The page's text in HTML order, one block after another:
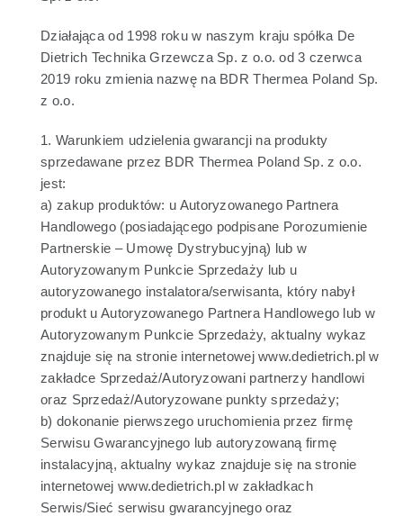
Działająca od 1998 roku w naszym kraju spółka De
Dietrich Technika Grzewcza Sp. z o.o. od 3 czerwca
2019 roku zmienia nazwę na BDR Thermea Poland Sp.
z o.o.
1. Warunkiem udzielenia gwarancji na produkty
sprzedawane przez BDR Thermea Poland Sp. z o.o.
jest:
a) zakup produktów: u Autoryzowanego Partnera
Handlowego (posiadającego podpisane Porozumienie
Partnerskie – Umowę Dystrybucyjną) lub w
Autoryzowanym Punkcie Sprzedaży lub u
autoryzowanego instalatora/serwisanta, który nabył
produkt u Autoryzowanego Partnera Handlowego lub w
Autoryzowanym Punkcie Sprzedaży, aktualny wykaz
znajduje się na stronie internetowej www.dedietrich.pl w
zakładce Sprzedaż/Autoryzowani partnerzy handlowi
oraz Sprzedaż/Autoryzowane punkty sprzedaży;
b) dokonanie pierwszego uruchomienia przez firmę
Serwisu Gwarancyjnego lub autoryzowaną firmę
instalacyjną, aktualny wykaz znajduje się na stronie
internetowej www.dedietrich.pl w zakładkach
Serwis/Sieć serwisu gwarancyjnego oraz